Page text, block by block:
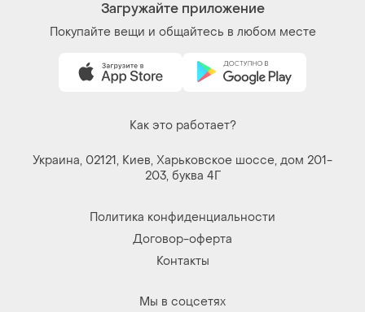
Загружайте приложение
Покупайте вещи и общайтесь в любом месте
Как это работает?
Украина, 02121, Киев, Харьковское шоссе, дом 201-
203, буква 4Г
Политика конфиденциальности
Договор-оферта
Контакты
Мы в соцсетях